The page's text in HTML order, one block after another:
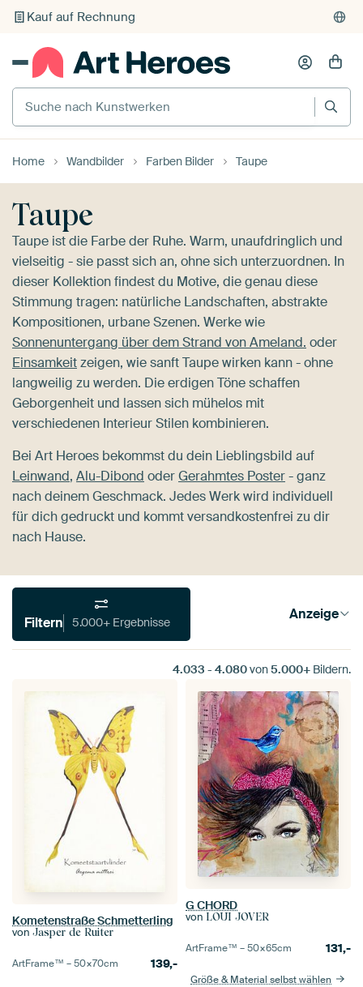
Individueller Druck auf Bestellung
Suche nach Kunstwerken
Home Wandbilder Farben Bilder Taupe
Taupe
Taupe ist die Farbe der Ruhe. Warm, unaufdringlich und
vielseitig - sie passt sich an, ohne sich unterzuordnen. In
dieser Kollektion findest du Motive, die genau diese
Stimmung tragen: natürliche Landschaften, abstrakte
Kompositionen, urbane Szenen. Werke wie
Sonnenuntergang über dem Strand von Ameland. oder
Einsamkeitzeigen, wie sanft Taupe wirken kann - ohne
langweilig zu werden. Die erdigen Töne schaffen
Geborgenheit und lassen sich mühelos mit
verschiedenen Interieur Stilen kombinieren.
Bei Art Heroes bekommst du dein Lieblingsbild auf
Leinwand, Alu-Dibond oderGerahmtes Poster- ganz
nach deinem Geschmack. Jedes Werk wird individuell
für dich gedruckt und kommt versandkostenfrei zu dir
nach Hause.
Filtern 5.000+ Ergebnisse Anzeige
4.033 - 4.080von5.000+ Bildern.
Kometenstraße Schmetterling
von Jasper de Ruiter
ArtFrame™ –50×70cm 139,-
G CHORD
von LOUI JOVER
ArtFrame™ –50×65cm 131,-
Größe & Material selbst wählen